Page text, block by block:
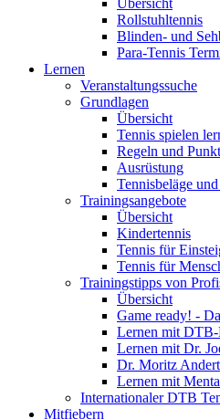
Übersicht
Rollstuhltennis
Blinden- und
Para-Tennis
Lernen
Veranstaltungssuche
Grundlagen
Übersicht
Tennis spielen
Regeln und
Ausrüstung
Tennisbeläge
Trainingsangebote
Übersicht
Kindertennis
Tennis für
Tennis für
Trainingstipps von
Übersicht
Game ready! -
Lernen mit DTB-
Lernen mit Dr.
Dr. Moritz
Lernen mit
Internationaler DTB
Mitfiebern